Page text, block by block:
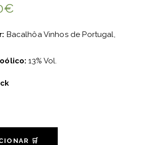
€
Bacalhôa Vinhos de Portugal,
13% Vol.
🛒